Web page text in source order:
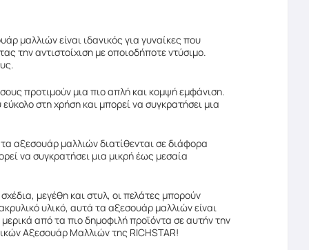
μαλλιών είναι ιδανικός για γυναίκες που
την αντιστοίχιση με οποιοδήποτε ντύσιμο.
προτιμούν μια πιο απλή και κομψή εμφάνιση.
στη χρήση και μπορεί να συγκρατήσει μια
αξεσουάρ μαλλιών διατίθενται σε διάφορα
να συγκρατήσει μια μικρή έως μεσαία
μεγέθη και στυλ, οι πελάτες μπορούν
υλικό, αυτά τα αξεσουάρ μαλλιών είναι
από τα πιο δημοφιλή προϊόντα σε αυτήν την
Αξεσουάρ Μαλλιών της RICHSTAR!